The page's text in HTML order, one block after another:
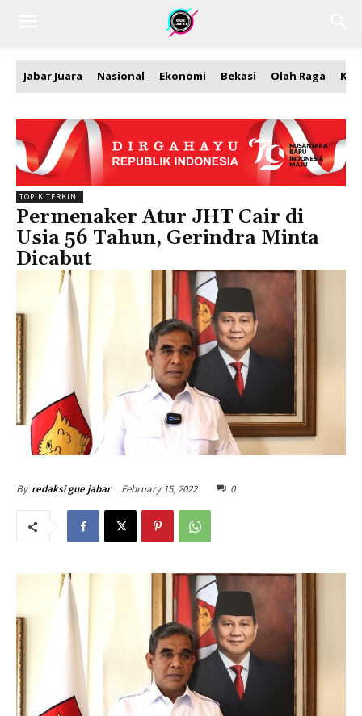
Jabar Juara Nasional Ekonomi Bekasi Olah Raga
TOPIK TERKINI
Permenaker Atur JHT Cair di
Usia 56 Tahun, Gerindra Minta
Dicabut
By redaksi gue jabar February 15, 2022 0